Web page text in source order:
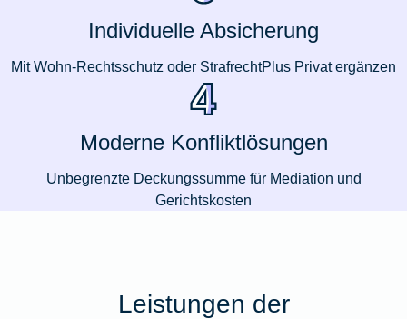
Individuelle Absicherung
Mit Wohn-Rechtsschutz oder StrafrechtPlus Privat ergänzen
Moderne Konfliktlösungen
Unbegrenzte Deckungssumme für Mediation und
Gerichtskosten
Leistungen der